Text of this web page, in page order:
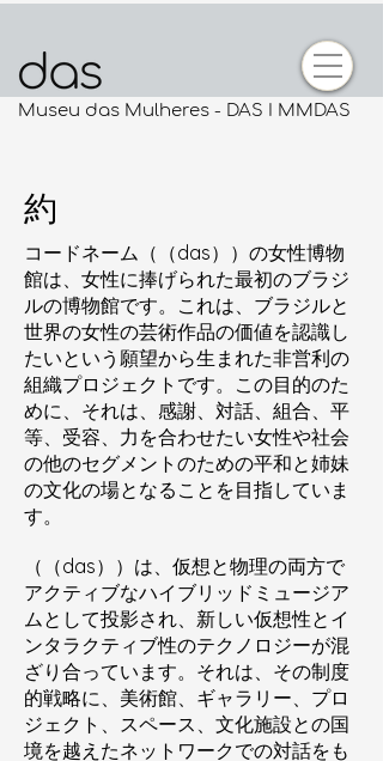
Museu das Mulheres - DAS I MMDAS
約
コードネーム（（das））の女性博物
館は、女性に捧げられた最初のブラジ
ルの博物館です。これは、ブラジルと
世界の女性の芸術作品の価値を認識し
たいという願望から生まれた非営利の
組織プロジェクトです。この目的のた
めに、それは、感謝、対話、組合、平
等、受容、力を合わせたい女性や社会
の他のセグメントのための平和と姉妹
の文化の場となることを目指していま
す。
（（das））は、仮想と物理の両方で
アクティブなハイブリッドミュージア
ムとして投影され、新しい仮想性とイ
ンタラクティブ性のテクノロジーが混
ざり合っています。それは、その制度
的戦略に、美術館、ギャラリー、プロ
ジェクト、スペース、文化施設との国
境を越えたネットワークでの対話をも